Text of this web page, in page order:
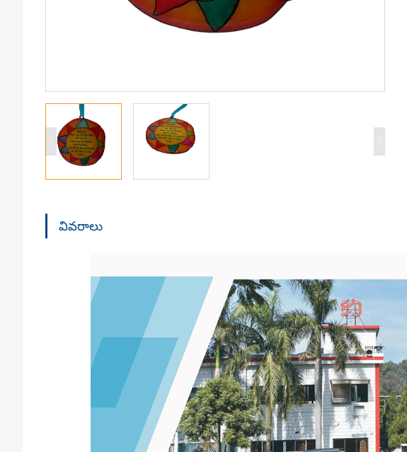
వివరాలు